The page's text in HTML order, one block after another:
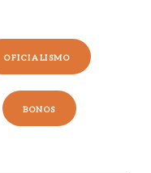
OFICIALISMO
BONOS